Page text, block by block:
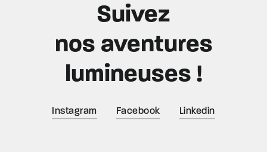
Suivez
nos aventures
lumineuses !
Instagram Facebook Linkedin